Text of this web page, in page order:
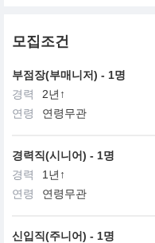
모집조건
부점장(부매니저) - 1명
경력
2년↑
연령
연령무관
경력직(시니어) - 1명
경력
1년↑
연령
연령무관
신입직(주니어) - 1명